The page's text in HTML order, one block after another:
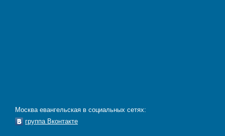
Москва евангельская в социальных сетях:
группа Вконтакте